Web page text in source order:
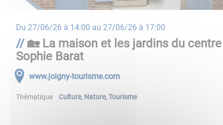
Du 27/06/26 à 14:00 au 27/06/26 à 17:00
www.joigny-tourisme.com
🏡 La maison et les jardins du centre
Sophie Barat
Thématique Culture, Nature,Tourisme